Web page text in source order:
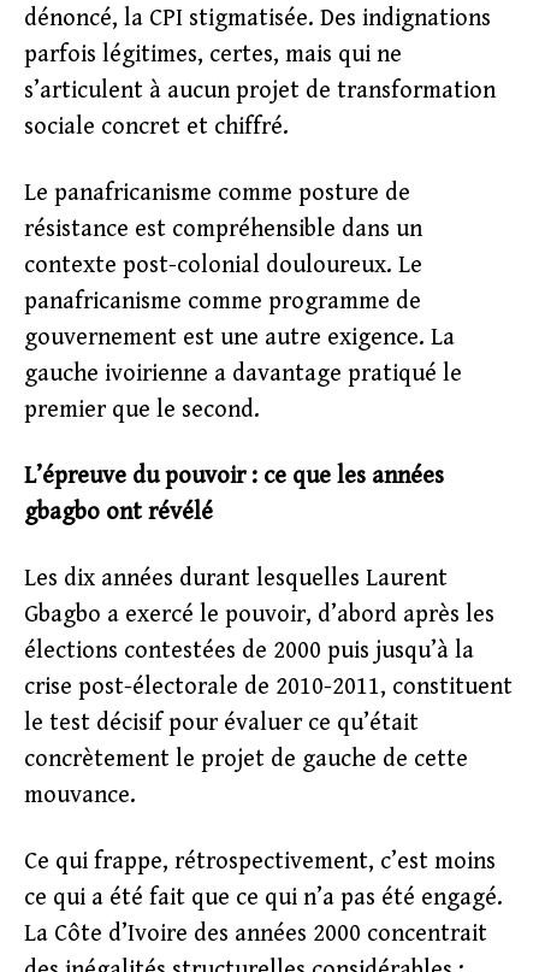
dénoncé, la CPI stigmatisée. Des indignations
parfois légitimes, certes, mais qui ne
s’articulent à aucun projet de transformation
sociale concret et chiffré.
Le panafricanisme comme posture de
résistance est compréhensible dans un
contexte post-colonial douloureux. Le
panafricanisme comme programme de
gouvernement est une autre exigence. La
gauche ivoirienne a davantage pratiqué le
premier que le second.
L’épreuve du pouvoir : ce que les années
gbagbo ont révélé
Les dix années durant lesquelles Laurent
Gbagbo a exercé le pouvoir, d’abord après les
élections contestées de 2000 puis jusqu’à la
crise post-électorale de 2010-2011, constituent
le test décisif pour évaluer ce qu’était
concrètement le projet de gauche de cette
mouvance.
Ce qui frappe, rétrospectivement, c’est moins
ce qui a été fait que ce qui n’a pas été engagé.
La Côte d’Ivoire des années 2000 concentrait